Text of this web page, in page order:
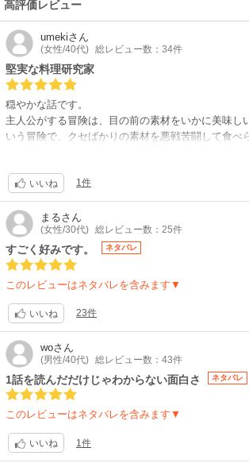
高評価レビュー
umekiさん
(女性/40代) 総レビュー数：34件
堅実な料理研究家
穏やかな話です。
主人公がする冒険は、目の前の素材をいかに美味し
いう冒険で、クセばかりの素材を悪戦苦闘して食べ
く。その工程も、魔法を使うわけでもない、チート
なんだか昔の日本人が、周りの野草や魚をどうすれ
えていったのか、その努力を見ているような気持ち
ファンタジーらしく、面白い素材が様々出てきます
モンスター肉の調理ではなく、迷宮に生えている植
んかを使う、という視点が面白かったです。
また、巻き込まれ系主人公の腕力の弱さが現実的で
や主人公との関係性なんかが生々しくて、堅実な世
リアルさを感じる世界観だけれど、話自体は心温ま
ホッコリしたい時にお薦めします。
いいね 1件
まるさん
(女性/30代) 総レビュー数：25件
すごく好みです。 ネタバレ
このレビューはネタバレを含みます▼
いいね 23件
woさん
(男性/40代) 総レビュー数：43件
1話を読んだだけじゃわからない面白さ ネタバレ
このレビューはネタバレを含みます▼
いいね 1件